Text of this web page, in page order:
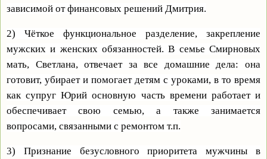
зависимой от финансовых решений Дмитрия.
2) Чёткое функциональное разделение, закрепление
мужских и женских обязанностей. В семье Смирновых
мать, Светлана, отвечает за все домашние дела: она
готовит, убирает и помогает детям с уроками, в то время
как супруг Юрий основную часть времени работает и
обеспечивает свою семью, а также занимается
вопросами, связанными с ремонтом т.п.
3) Признание безусловного приоритета мужчины в